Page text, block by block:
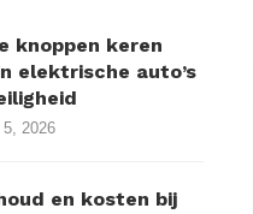
knoppen keren
elektrische auto’s
2026
en kosten bij